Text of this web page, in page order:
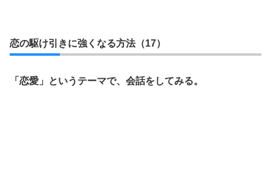
恋の駆け引きに強くなる方法（17）
「恋愛」というテーマで、会話をしてみる。